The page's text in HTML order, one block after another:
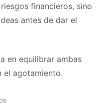
financieros, sino
antes de dar el
en equilibrar ambas
el agotamiento.